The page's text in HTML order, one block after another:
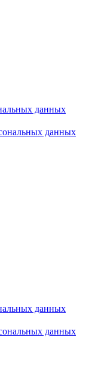
данных
данных
данных
данных